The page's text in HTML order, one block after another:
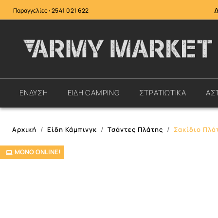
Παραγγελίες :2541 021 622
ΕΝΔΥΣΗ ΕΙΔΗ CAMPING ΣΤΡΑΤΙΩΤΙΚΑ
Αρχική Είδη Κάμπινγκ Τσάντες Πλάτης Σακίδιο
ΜΌΝΟ ONLINE!